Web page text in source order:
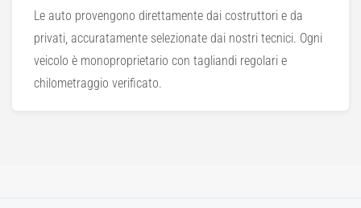
Le auto provengono direttamente dai costruttori e da
privati, accuratamente selezionate dai nostri tecnici. Ogni
veicolo è monoproprietario con tagliandi regolari e
chilometraggio verificato.